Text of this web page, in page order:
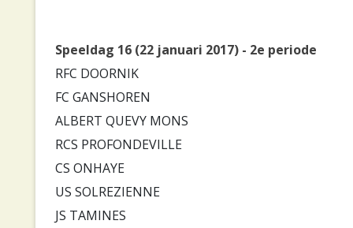
Speeldag 16 (22 januari 2017) - 2e periode
RFC DOORNIK
FC GANSHOREN
ALBERT QUEVY MONS
RCS PROFONDEVILLE
CS ONHAYE
US SOLREZIENNE
JS TAMINES